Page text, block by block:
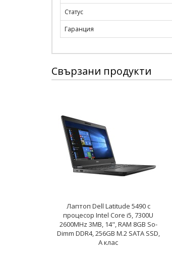
Статус
Гаранция
Свързани продукти
Лаптоп Dell Latitude 5490 с
процесор Intel Core i5, 7300U
2600MHz 3MB, 14", RAM 8GB So-
Dimm DDR4, 256GB M.2 SATA SSD,
A клас